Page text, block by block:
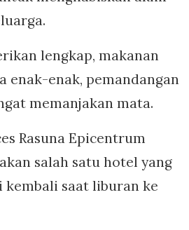
lengkap, makanan
enak-enak, pemandangan
memanjakan mata.
Rasuna Epicentrum
salah satu hotel yang
kembali saat liburan ke